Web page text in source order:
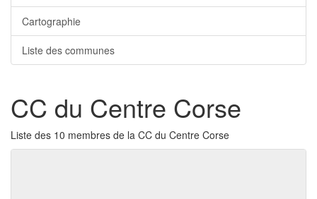
Cartographie
Liste des communes
CC du Centre Corse
Liste des 10 membres de la CC du Centre Corse